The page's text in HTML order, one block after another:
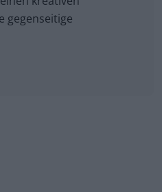
gegenseitige